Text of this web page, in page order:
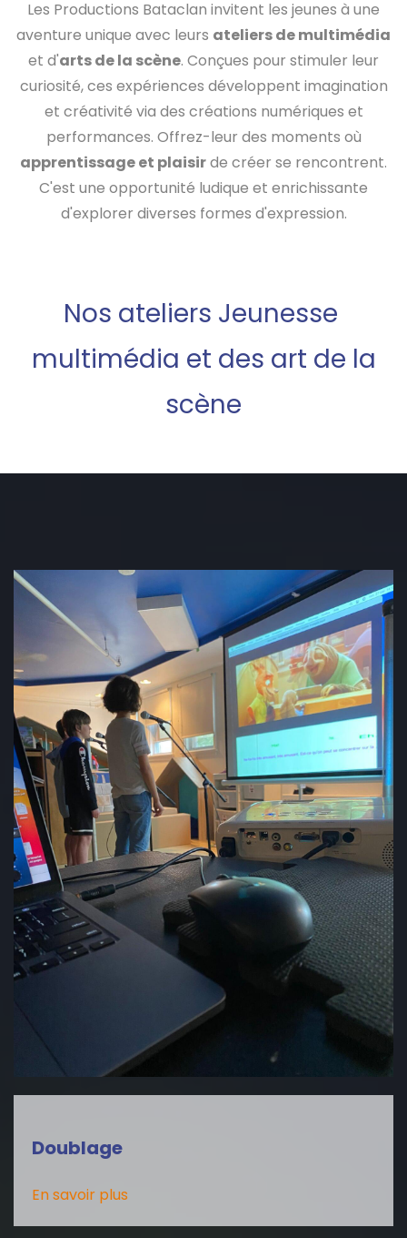
Les Productions Bataclan invitent les jeunes à une
aventure unique avec leurs ateliers de multimédia
et d'arts de la scène. Conçues pour stimuler leur
curiosité, ces expériences développent imagination
et créativité via des créations numériques et
performances. Offrez-leur des moments où
apprentissage et plaisirde créer se rencontrent.
C'est une opportunité ludique et enrichissante
d'explorer diverses formes d'expression.
Nos ateliers Jeunesse
multimédia et des art de la
scène
Doublage
En savoir plus